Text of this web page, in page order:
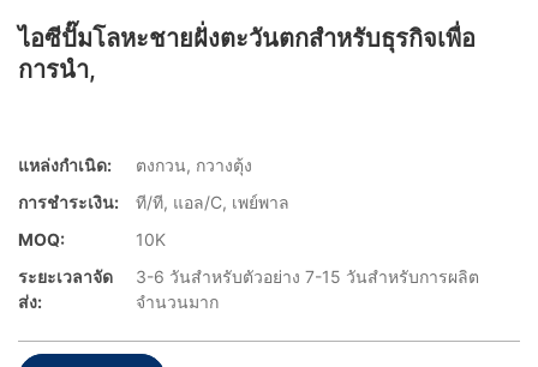
ไอซีปั๊มโลหะชายฝั่งตะวันตกสำหรับธุรกิจเพื่อ
การนำ,
แหล่งกำเนิด:
ตงกวน, กวางตุ้ง
การชำระเงิน:
ที/ที, แอล/C, เพย์พาล
MOQ:
10K
ระยะเวลาจัด
ส่ง:
3-6 วันสำหรับตัวอย่าง 7-15 วันสำหรับการผลิต
จำนวนมาก